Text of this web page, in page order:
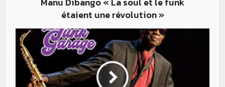
étaient une révolution »